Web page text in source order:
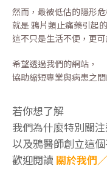
然而，最被低估的隱形危
就是 鴉片類止痛藥引起
這不只是生活不便，更
希望透過我們的網站，
協助縮短專業與病患之間
若你想了解
我們為什麼特別關注
以及鴉醫師創立這個
歡迎閱讀 關於我們